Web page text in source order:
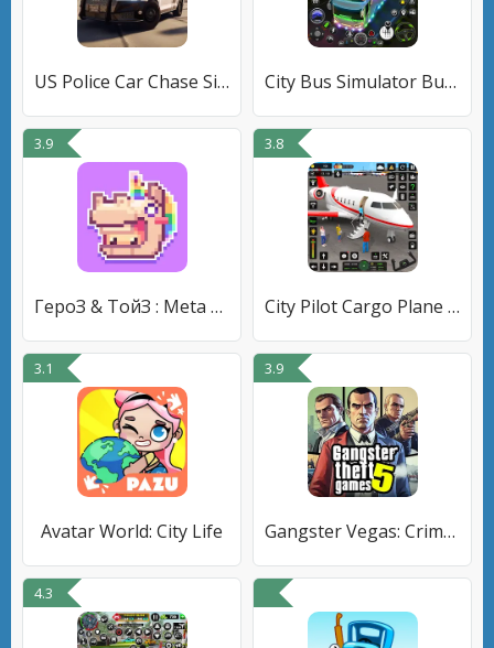
US Police Car Chase Simulator City Bus Simulator Bus Games
3.9
ГероЗ & ТойЗ : Meta Toy City
3.8
City Pilot Cargo Plane Games
3.1
Avatar World: City Life
3.9
Gangster Vegas: Crime City War
4.3